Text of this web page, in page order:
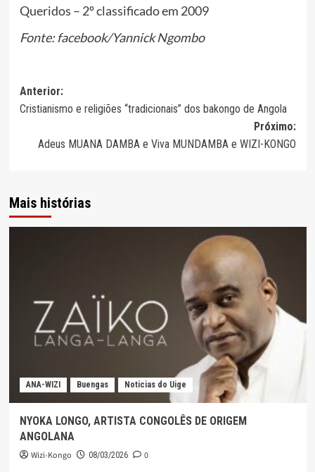
Queridos – 2º classificado em 2009
Fonte: facebook/Yannick Ngombo
Navegação
de
artigos
Anterior:
Cristianismo e religiões “tradicionais” dos bakongo de Angola
Próximo:
Adeus MUANA DAMBA e Viva MUNDAMBA e WIZI-KONGO
Mais histórias
ANA-WIZI Buengas Noticias do Uige
NYOKA LONGO, ARTISTA CONGOLÊS DE ORIGEM
ANGOLANA
Wizi-Kongo 08/03/2026 0